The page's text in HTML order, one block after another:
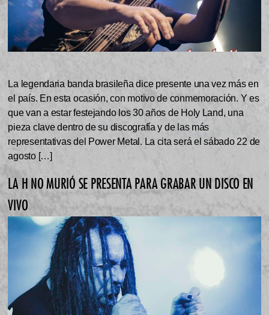
La legendaria banda brasileña dice presente una vez más en
el país. En esta ocasión, con motivo de conmemoración. Y es
que van a estar festejando los 30 años de Holy Land, una
pieza clave dentro de su discografía y de las más
representativas del Power Metal. La cita será el sábado 22 de
agosto […]
LA H NO MURIÓ SE PRESENTA PARA GRABAR UN DISCO EN
VIVO